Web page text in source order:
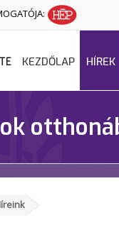
KEZDŐLAP HÍREK